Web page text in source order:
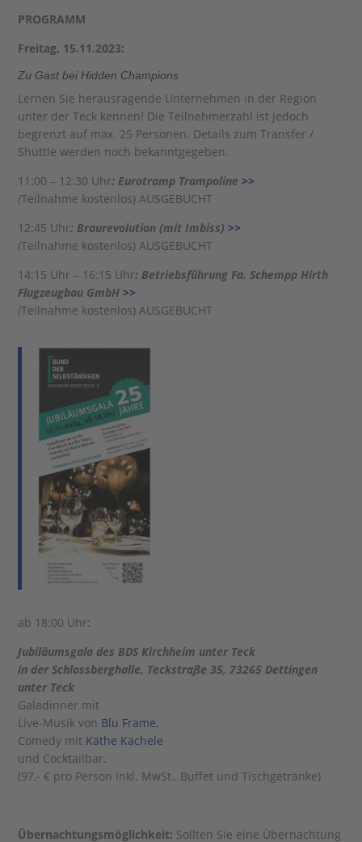
PROGRAMM
Freitag, 15.11.2023:
Zu Gast bei Hidden Champions
Lernen Sie herausragende Unternehmen in der Region
unter der Teck kennen! Die Teilnehmerzahl ist jedoch
begrenzt auf max. 25 Personen. Details zum Transfer /
Shuttle werden noch bekanntgegeben.
11:00 – 12:30 Uhr: Eurotramp Trampoline >>
(Teilnahme kostenlos)AUSGEBUCHT
12:45 Uhr: Braurevolution (mit Imbiss) >>
(Teilnahme kostenlos)AUSGEBUCHT
14:15 Uhr – 16:15 Uhr: Betriebsführung Fa. Schempp Hirth
Flugzeugbau GmbH >>
(Teilnahme kostenlos)AUSGEBUCHT
ab 18:00 Uhr:
Jubiläumsgala des BDS Kirchheim unter Teck
in der Schlossberghalle, Teckstraße 35, 73265 Dettingen
unter Teck
Galadinner mit
Live-Musik von Blu Frame,
Comedy mit Käthe Kächele
und Cocktailbar.
(97,- € pro Person inkl. MwSt., Buffet und Tischgetränke)
Übernachtungsmöglichkeit: Sollten Sie eine Übernachtung